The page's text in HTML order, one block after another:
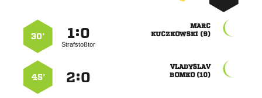

 
:
Strafstoßtor
30’

 
:
45’